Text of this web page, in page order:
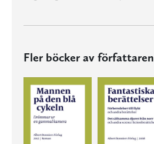
Fler böcker av författaren